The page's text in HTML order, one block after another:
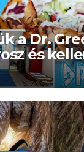
a Dr.
és
Csepel